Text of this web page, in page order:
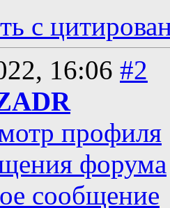
с
16:06 #2
профиля
форума
сообщение